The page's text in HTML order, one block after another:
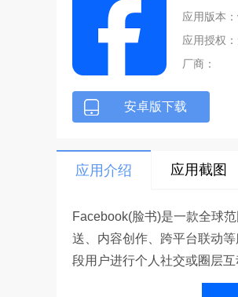
应用版本
应用授权
厂商：
安卓版下载
应用介绍 应用截图
Facebook(脸书)是一款全球
送、内容创作、跨平台联动
段用户进行个人社交或圈层互